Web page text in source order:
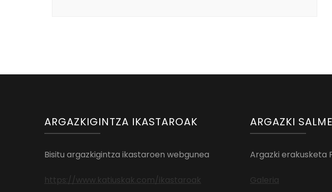
ARGAZKIGINTZA IKASTAROAK
Bisitu argazkigintza ikastaroen webgunea
https://www.katiuskak.com/ikastaroak
ARGAZKI
Argazki erakusketa
Galeria